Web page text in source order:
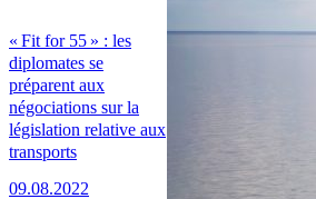
« Fit for 55 » : les
diplomates se
préparent aux
négociations sur la
législation relative aux
transports
09.08.2022